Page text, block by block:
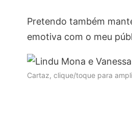
Pretendo também
emotiva com o meu
Cartaz, clique/toque para